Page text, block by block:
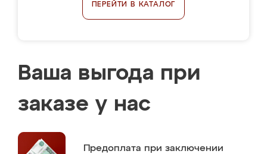
ПЕРЕЙТИ В КАТАЛОГ
Ваша выгода при
заказе у нас
Предоплата при заключении